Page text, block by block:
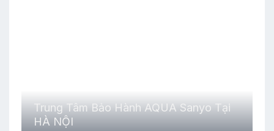
Trung Tâm Bảo Hành AQUA Sanyo Tại
HÀ NỘI